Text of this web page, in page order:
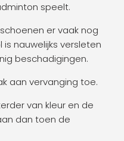
speelt.
er vaak nog
nauwelijks versleten
beschadigingen.
aan vervanging toe.
van kleur en de
dan toen de